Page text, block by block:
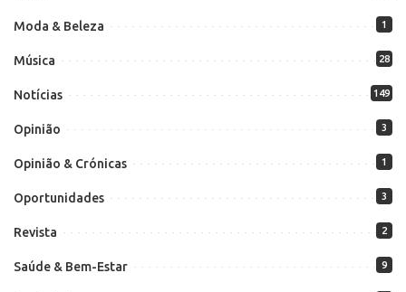
Moda & Beleza 1
Música 28
Notícias 149
Opinião 3
Opinião & Crónicas 1
Oportunidades 3
Revista 2
Saúde & Bem-Estar 9